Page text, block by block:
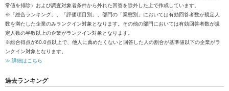
常値を排除）および調査対象者条件から外れた回答を除外した上で作成しています。
※「総合ランキング」、「評価項目別」、部門の「業態別」においては有効回答者数が規定人
数を満たした企業のみランクイン対象となります。その他の部門においては有効回答者数が規
定人数の半数以上の企業がランクイン対象となります。
※総合得点が60.0点以上で、他人に薦めたくないと回答した人の割合が基準値以下の企業がラ
ンクイン対象となります。
≫ 詳細はこちら
過去ランキング